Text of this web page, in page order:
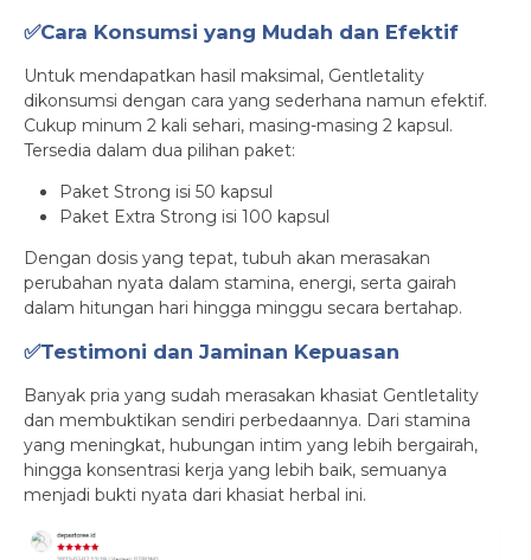
✅Cara Konsumsi yang Mudah dan Efektif
Untuk mendapatkan hasil maksimal, Gentletality
dikonsumsi dengan cara yang sederhana namun efektif.
Cukup minum 2 kali sehari, masing-masing 2 kapsul.
Tersedia dalam dua pilihan paket:
Paket Strong isi 50 kapsul
Paket Extra Strong isi 100 kapsul
Dengan dosis yang tepat, tubuh akan merasakan
perubahan nyata dalam stamina, energi, serta gairah
dalam hitungan hari hingga minggu secara bertahap.
✅Testimoni dan Jaminan Kepuasan
Banyak pria yang sudah merasakan khasiat Gentletality
dan membuktikan sendiri perbedaannya. Dari stamina
yang meningkat, hubungan intim yang lebih bergairah,
hingga konsentrasi kerja yang lebih baik, semuanya
menjadi bukti nyata dari khasiat herbal ini.